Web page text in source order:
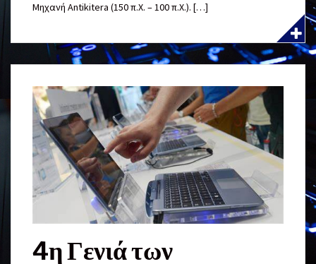
Μηχανή Antikitera (150 π.Χ. – 100 π.Χ.). […]
4η Γενιά των